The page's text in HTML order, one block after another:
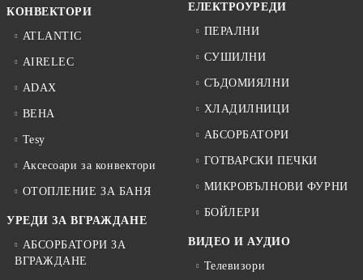
КОНВЕКТОРИ
ATLANTIC
AIRELEC
ADAX
BEHA
Tesy
Аксесоари за конвектори
ОТОПЛЕНИЕ ЗА БАНЯ
УРЕДИ ЗА ВГРАЖДАНЕ
АБСОРБАТОРИ ЗА
ВГРАЖДАНЕ
ЕЛЕКТРОУРЕДИ
ПЕРАЛНИ
СУШИЛНИ
СЪДОМИЯЛНИ
ХЛАДИЛНИЦИ
АБСОРБАТОРИ
ГОТВАРСКИ ПЕЧКИ
МИКРОВЪЛНОВИ ФУРНИ
БОЙЛЕРИ
ВИДЕО И АУДИО
Телевизори